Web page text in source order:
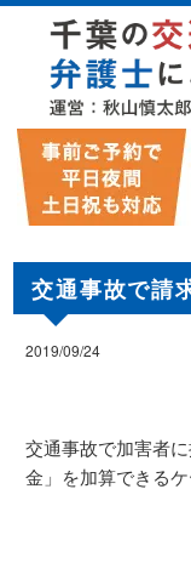
交通事故で請
2019/09/24
交通事故で加害者
金」を加算できる